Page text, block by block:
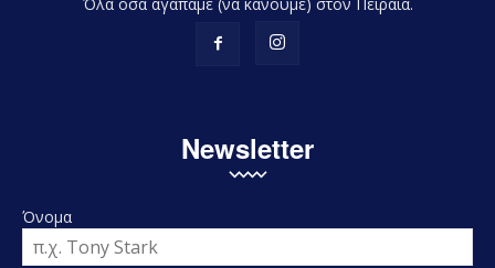
Newsletter
Όνομα